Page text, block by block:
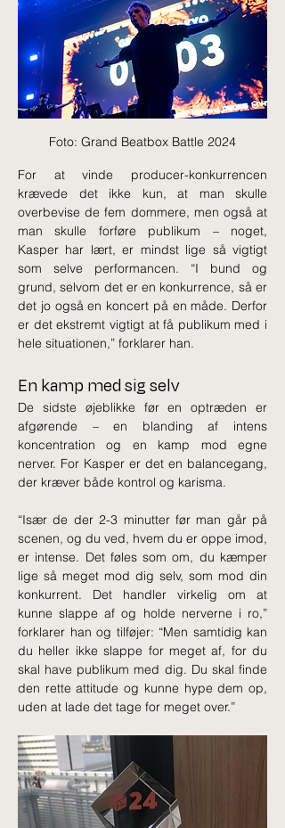
Foto: Grand Beatbox Battle 2024
For at vinde producer-konkurrencen
krævede det ikke kun, at man skulle
overbevise de fem dommere, men også at
man skulle forføre publikum – noget,
Kasper har lært, er mindst lige så vigtigt
som selve performancen. “I bund og
grund, selvom det er en konkurrence, så er
det jo også en koncert på en måde. Derfor
er det ekstremt vigtigt at få publikum med i
hele situationen,” forklarer han.
En kamp med sig selv
De sidste øjeblikke før en optræden er
afgørende – en blanding af intens
koncentration og en kamp mod egne
nerver. For Kasper er det en balancegang,
der kræver både kontrol og karisma.
“Især de der 2-3 minutter før man går på
scenen, og du ved, hvem du er oppe imod,
er intense. Det føles som om, du kæmper
lige så meget mod dig selv, som mod din
konkurrent. Det handler virkelig om at
kunne slappe af og holde nerverne i ro,”
forklarer han og tilføjer: “Men samtidig kan
du heller ikke slappe for meget af, for du
skal have publikum med dig. Du skal finde
den rette attitude og kunne hype dem op,
uden at lade det tage for meget over.”